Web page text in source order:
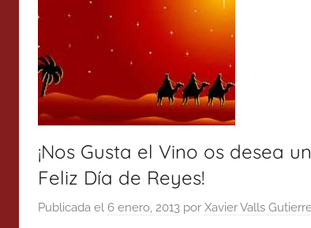
¡Nos Gusta el Vino os desea un
Feliz Día de Reyes!
Publicada el 6 enero, 2013 por Xavier Valls